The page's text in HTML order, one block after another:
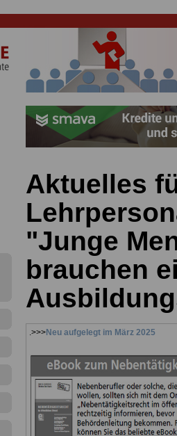
Aktuelles
"Junge
brauchen
.>>>Neu aufgelegt im März 2025